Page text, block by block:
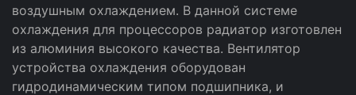
воздушным охлаждением. В данной системе
охлаждения для процессоров радиатор изготовлен
из алюминия высокого качества. Вентилятор
устройства охлаждения оборудован
гидродинамическим типом подшипника, и